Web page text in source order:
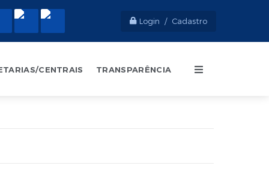
Login / Cadastro
CENTRAIS TRANSPARÊNCIA